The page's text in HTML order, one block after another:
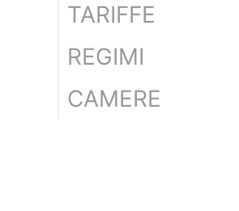
TARIFFE
REGIMI
CAMERE